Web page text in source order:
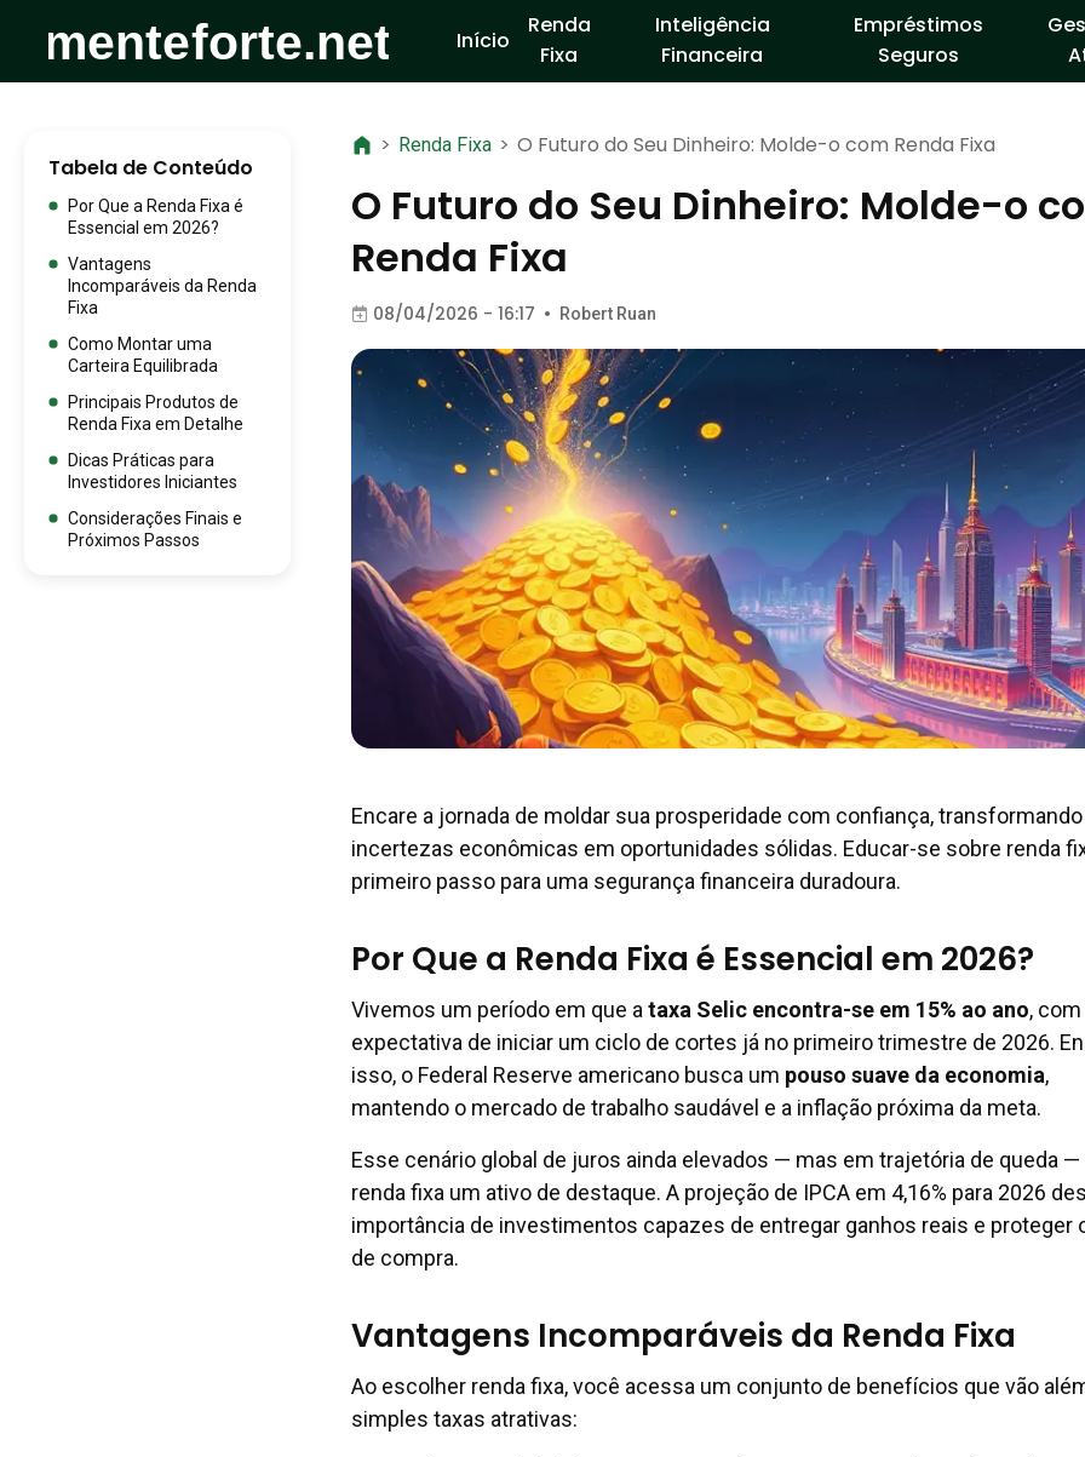
Início
Renda
Fixa
Inteligência
Financeira
Empréstimos
Seguros
Tabela de Conteúdo
Por Que a Renda Fixa é
Essencial em 2026?
Vantagens
Incomparáveis da Renda
Fixa
Como Montar uma
Carteira Equilibrada
Principais Produtos de
Renda Fixa em Detalhe
Dicas Práticas para
Investidores Iniciantes
Considerações Finais e
Próximos Passos
> Renda Fixa > O Futuro do Seu Dinheiro: Molde-o com Renda Fixa
O Futuro do Seu Dinheiro: Molde-o
Renda Fixa
08/04/2026 - 16:17 • Robert Ruan
Encare a jornada de moldar sua prosperidade com confiança, transformando
incertezas econômicas em oportunidades sólidas. Educar-se sobre renda
primeiro passo para uma segurança financeira duradoura.
Por Que a Renda Fixa é Essencial em 2026?
Vivemos um período em que a taxa Selic encontra-se em 15% ao ano, com
expectativa de iniciar um ciclo de cortes já no primeiro trimestre de 2026.
isso, o Federal Reserve americano busca um pouso suave da economia,
mantendo o mercado de trabalho saudável e a inflação próxima da meta.
Esse cenário global de juros ainda elevados — mas em trajetória de queda —
renda fixa um ativo de destaque. A projeção de IPCA em 4,16% para 2026
importância de investimentos capazes de entregar ganhos reais e proteger
de compra.
Vantagens Incomparáveis da Renda Fixa
Ao escolher renda fixa, você acessa um conjunto de benefícios que vão
simples taxas atrativas: